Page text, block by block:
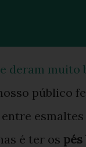
deram muito
público
esmaltes
é ter os pés